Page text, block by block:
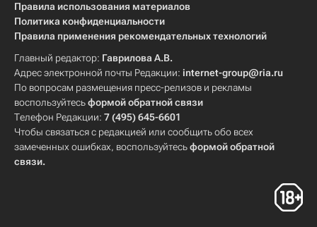
Правила использования материалов
Политика конфиденциальности
Правила применения рекомендательных технологий
Главный редактор: Гаврилова А.В.
Адрес электронной почты Редакции: internet-group@ria.ru
По вопросам размещения пресс-релизов и рекламы
воспользуйтесьформой обратной связи
Телефон Редакции: 7 (495) 645-6601
Чтобы связаться с редакцией или сообщить обо всех
замеченных ошибках, воспользуйтесьформой обратной
связи.